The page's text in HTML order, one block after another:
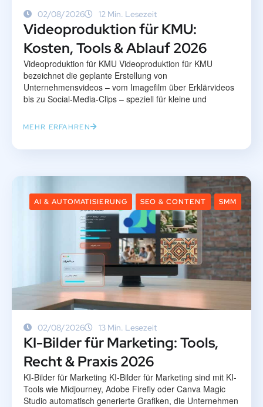
02/08/2026 12 Min. Lesezeit
Videoproduktion für KMU:
Kosten, Tools & Ablauf 2026
Videoproduktion für KMU Videoproduktion für KMU
bezeichnet die geplante Erstellung von
Unternehmensvideos – vom Imagefilm über Erklärvideos
bis zu Social-Media-Clips – speziell für kleine und
MEHR ERFAHREN
AI & AUTOMATISIERUNG SEO & CONTENT SMM
02/08/2026 13 Min. Lesezeit
KI-Bilder für Marketing: Tools,
Recht & Praxis 2026
KI-Bilder für Marketing KI-Bilder für Marketing sind mit KI-
Tools wie Midjourney, Adobe Firefly oder Canva Magic
Studio automatisch generierte Grafiken, die Unternehmen